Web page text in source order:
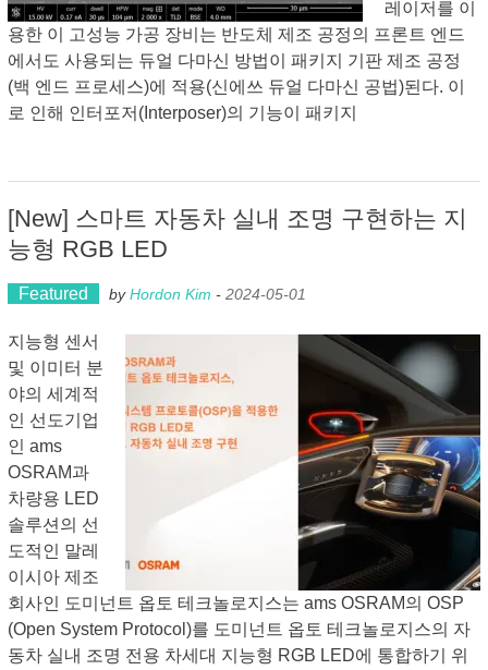
레이저를 이
용한 이 고성능 가공 장비는 반도체 제조 공정의 프론트 엔드
에서도 사용되는 듀얼 다마신 방법이 패키지 기판 제조 공정
(백 엔드 프로세스)에 적용(신에쓰 듀얼 다마신 공법)된다. 이
로 인해 인터포저(Interposer)의 기능이 패키지
[New] 스마트 자동차 실내 조명 구현하는 지
능형 RGB LED
Featured byHordon Kim - 2024-05-01
지능형 센서
및 이미터 분
야의 세계적
인 선도기업
인 ams
OSRAM과
차량용 LED
솔루션의 선
도적인 말레
이시아 제조
회사인 도미넌트 옵토 테크놀로지스는 ams OSRAM의 OSP
(Open System Protocol)를 도미넌트 옵토 테크놀로지스의 자
동차 실내 조명 전용 차세대 지능형 RGB LED에 통합하기 위